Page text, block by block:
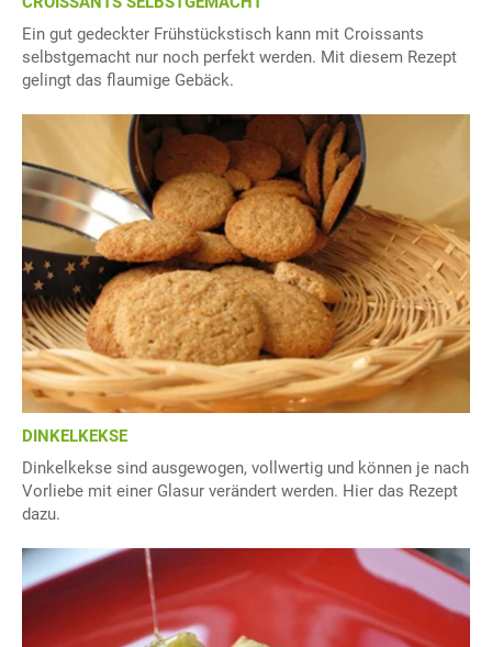
Ein gut gedeckter Frühstückstisch kann mit Croissants
selbstgemacht nur noch perfekt werden. Mit diesem Rezept
gelingt das flaumige Gebäck.
DINKELKEKSE
Dinkelkekse sind ausgewogen, vollwertig und können je nach
Vorliebe mit einer Glasur verändert werden. Hier das Rezept
dazu.